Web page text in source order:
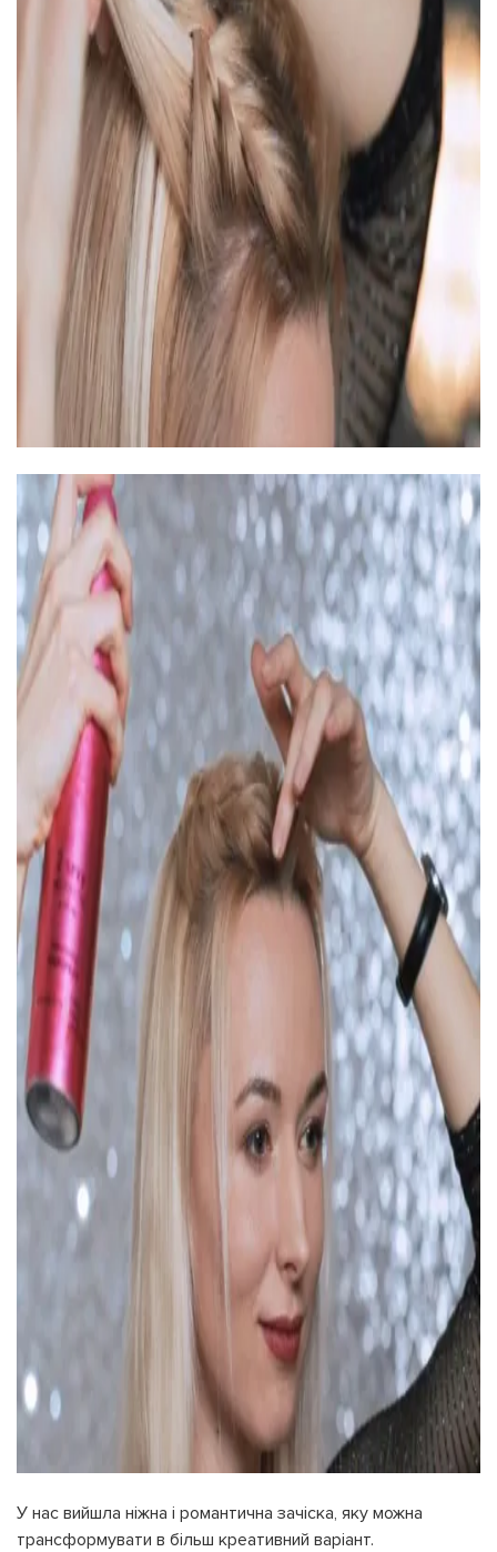
У нас вийшла ніжна і романтична зачіска, яку можна
трансформувати в більш креативний варіант.